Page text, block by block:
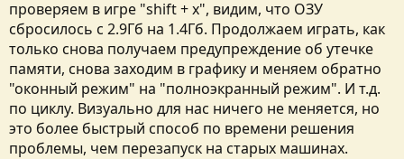
проверяем в игре "shift + x", видим, что ОЗУ
сбросилось с 2.9Гб на 1.4Гб. Продолжаем играть, как
только снова получаем предупреждение об утечке
памяти, снова заходим в графику и меняем обратно
"оконный режим" на "полноэкранный режим". И т.д.
по циклу. Визуально для нас ничего не меняется, но
это более быстрый способ по времени решения
проблемы, чем перезапуск на старых машинах.